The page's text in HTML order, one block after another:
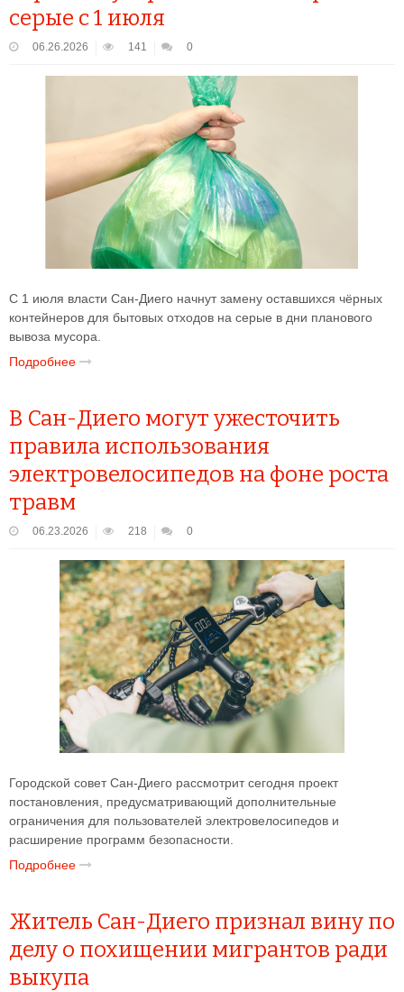
серые с 1 июля
06.26.2026 141 0
С 1 июля власти Сан-Диего начнут замену оставшихся чёрных
контейнеров для бытовых отходов на серые в дни планового
вывоза мусора.
Подробнее
В Сан-Диего могут ужесточить
правила использования
электровелосипедов на фоне роста
травм
06.23.2026 218 0
Городской совет Сан-Диего рассмотрит сегодня проект
постановления, предусматривающий дополнительные
ограничения для пользователей электровелосипедов и
расширение программ безопасности.
Подробнее
Житель Сан-Диего признал вину по
делу о похищении мигрантов ради
выкупа